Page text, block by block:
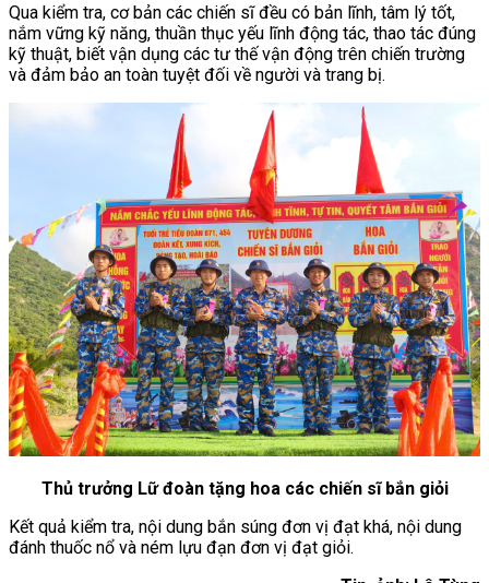
Qua kiểm tra, cơ bản các chiến sĩ đều có bản lĩnh, tâm lý tốt,
nắm vững kỹ năng, thuần thục yếu lĩnh động tác, thao tác đúng
kỹ thuật, biết vận dụng các tư thế vận động trên chiến trường
và đảm bảo an toàn tuyệt đối về người và trang bị.
Thủ trưởng Lữ đoàn tặng hoa các chiến sĩ bắn giỏi
Kết quả kiểm tra, nội dung bắn súng đơn vị đạt khá, nội dung
đánh thuốc nổ và ném lựu đạn đơn vị đạt giỏi.